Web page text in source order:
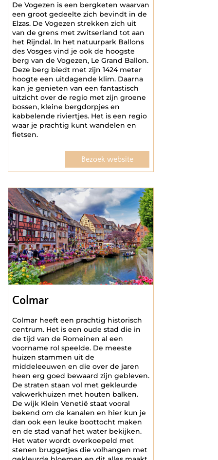
De Vogezen is een bergketen waarvan
een groot gedeelte zich bevindt in de
Elzas. De Vogezen strekken zich uit
van de grens met zwitserland tot aan
het Rijndal. In het natuurpark Ballons
des Vosges vind je ook de hoogste
berg van de Vogezen, Le Grand Ballon.
Deze berg biedt met zijn 1424 meter
hoogte een uitdagende klim. Daarna
kan je genieten van een fantastisch
uitzicht over de regio met zijn groene
bossen, kleine bergdorpjes en
kabbelende riviertjes. Het is een regio
waar je prachtig kunt wandelen en
fietsen.
Bezoek website
Colmar
Colmar heeft een prachtig historisch
centrum. Het is een oude stad die in
de tijd van de Romeinen al een
voorname rol speelde. De meeste
huizen stammen uit de
middeleeuwen en die over de jaren
heen erg goed bewaard zijn gebleven.
De straten staan vol met gekleurde
vakwerkhuizen met houten balken.
De wijk Klein Venetië staat vooral
bekend om de kanalen en hier kun je
dan ook een leuke boottocht maken
en de stad vanaf het water bekijken.
Het water wordt overkoepeld met
stenen bruggetjes die volhangen met